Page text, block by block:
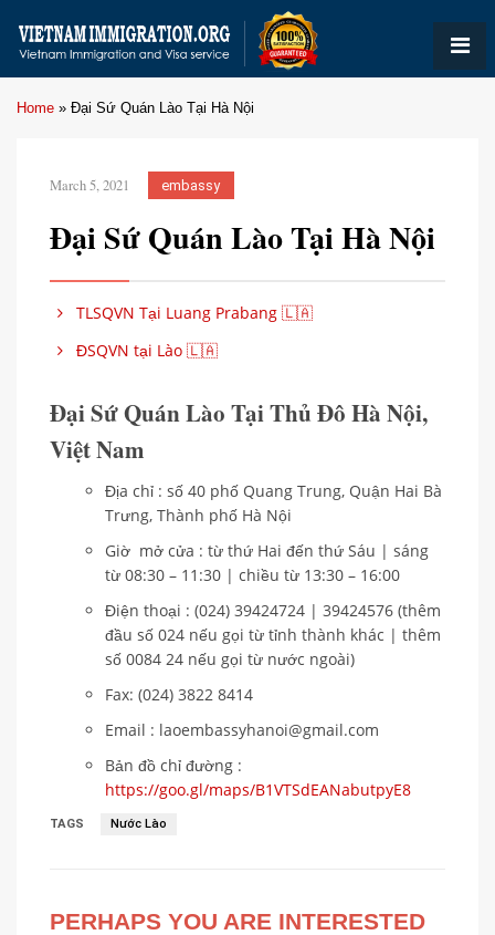
Home » Đại Sứ Quán Lào Tại Hà Nội
March 5, 2021 embassy
Đại Sứ Quán Lào Tại Hà Nội
TLSQVN Tại Luang Prabang 🇱🇦
ĐSQVN tại Lào 🇱🇦
Đại Sứ Quán Lào Tại Thủ Đô Hà Nội,
Việt Nam
Địa chỉ : số 40 phố Quang Trung, Quận Hai Bà
Trưng, Thành phố Hà Nội
Giờ mở cửa : từ thứ Hai đến thứ Sáu | sáng
từ 08:30 – 11:30 | chiều từ 13:30 – 16:00
Điện thoại : (024) 39424724 | 39424576 (thêm
đầu số 024 nếu gọi từ tỉnh thành khác | thêm
số 0084 24 nếu gọi từ nước ngoài)
Fax: (024) 3822 8414
Email : laoembassyhanoi@gmail.com
Bản đồ chỉ đường :
https://goo.gl/maps/B1VTSdEANabutpyE8
TAGS Nước Lào
PERHAPS YOU ARE INTERESTED